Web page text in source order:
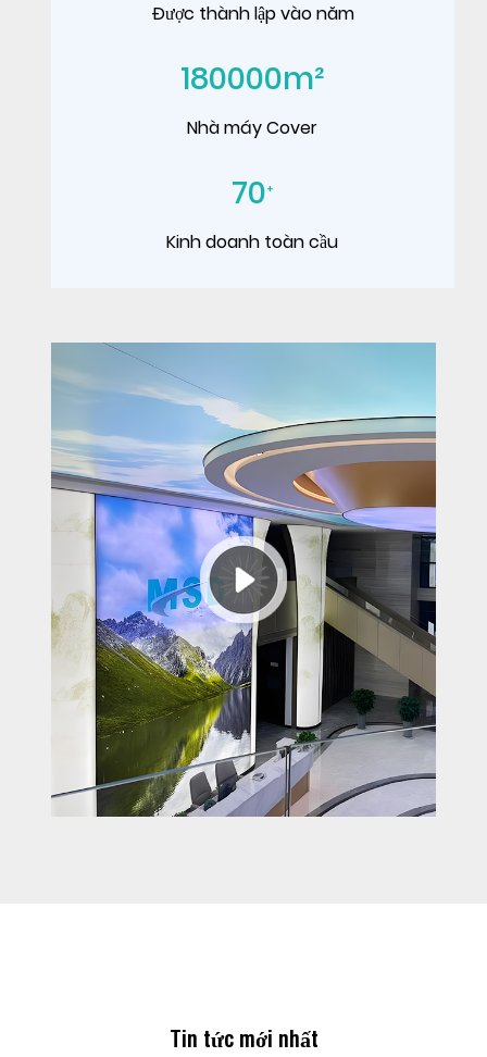
Được thành lập vào năm
180000m²
Nhà máy Cover
70+
Kinh doanh toàn cầu
Tin tức mới nhất